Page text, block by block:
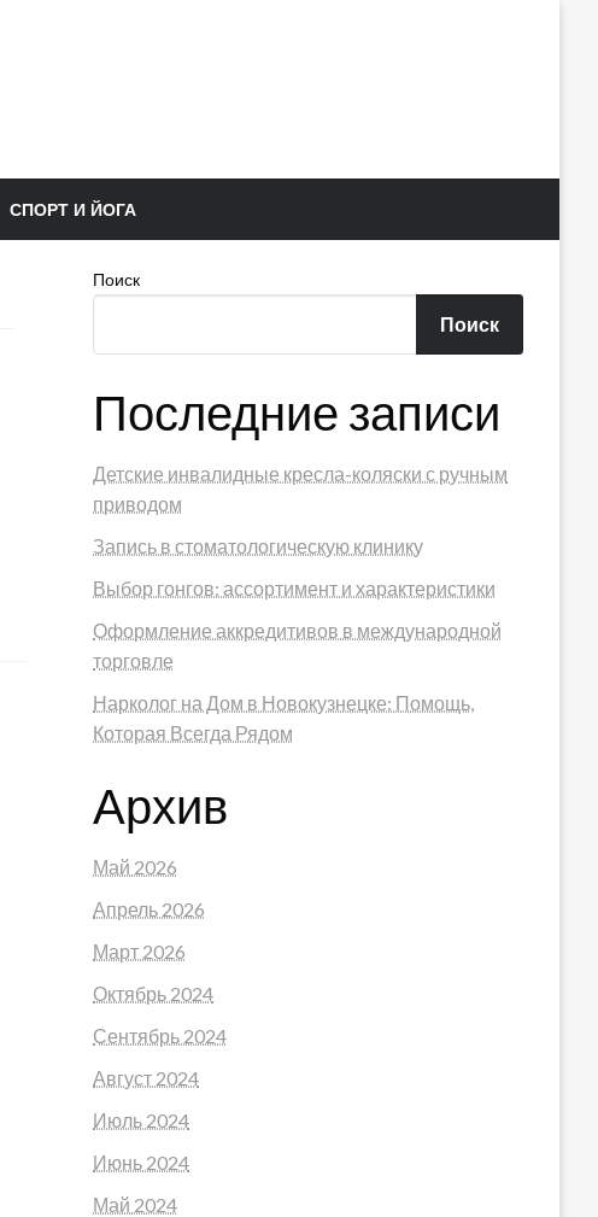
СПОРТ И ЙОГА
Поиск
Поиск
Последние записи
Детские инвалидные кресла-коляски с ручным
приводом
Запись в стоматологическую клинику
Выбор гонгов: ассортимент и характеристики
Оформление аккредитивов в международной
торговле
Нарколог на Дом в Новокузнецке: Помощь,
Которая Всегда Рядом
Архив
Май 2026
Апрель 2026
Март 2026
Октябрь 2024
Сентябрь 2024
Август 2024
Июль 2024
Июнь 2024
Май 2024